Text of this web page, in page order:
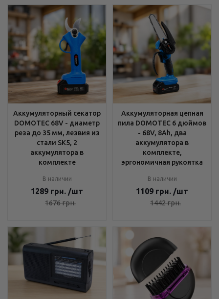
Аккумуляторный секатор
DOMOTEC 68V - диаметр
реза до 35 мм, лезвия из
стали SK5, 2
аккумулятора в
комплекте
В наличии
1289 грн. /шт
1676грн.
Аккумуляторная цепная
пила DOMOTEC 6 дюймов
- 68V, 8Ah, два
аккумулятора в
комплекте,
эргономичная рукоятка
В наличии
1109 грн. /шт
1442грн.